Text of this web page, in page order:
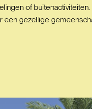
of
een gezellige